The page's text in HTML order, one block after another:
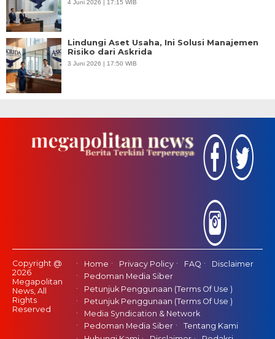
4 Juni 2026 | 17:15 WIB
Lindungi Aset Usaha, Ini Solusi Manajemen
Risiko dari Askrida
3 Juni 2026 | 17:50 WIB
Copyright @
2026
Megapolitan
News, All
Rights
Reserved
Home Privacy Policy FAQ
Disclaimer
Pedoman Media Siber
Petunjuk Penggunaan (Terms Of Use )
Petunjuk Penggunaan (Terms Of Use )
Media Syndication & Network
Pedoman Media Siber
Tentang Kami